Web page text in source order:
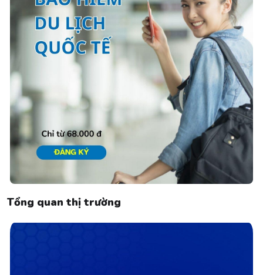
Tổng quan thị trường